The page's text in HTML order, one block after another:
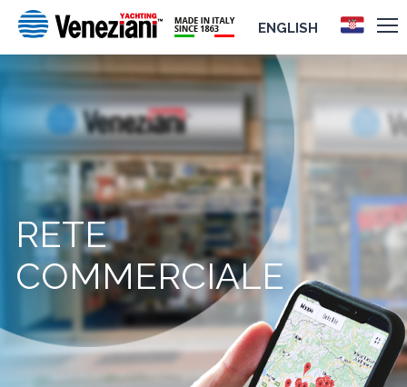
ENGLISH
RETE
COMMERCIALE